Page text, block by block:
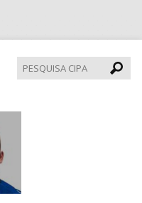
CIPA